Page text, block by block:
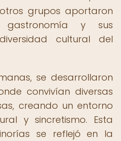
grupos aportaron
y sus
cultural del
se desarrollaron
convivían diversas
creando un entorno
y sincretismo. Esta
se reflejó en la